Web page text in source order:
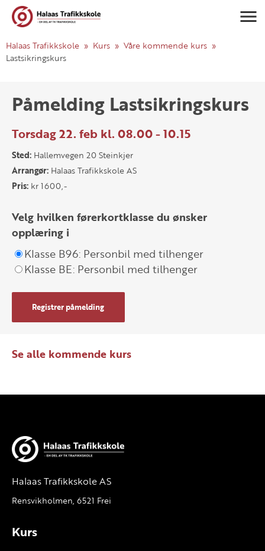
Halaas Trafikkskole Kurs
Våre kommende kurs
Lastsikringskurs
Påmelding Lastsikringskurs
Torsdag 22. feb kl. 08.00 - 10.15
Sted: Hallemvegen 20 Steinkjer
Arrangør: Halaas Trafikkskole AS
Pris: kr 1600,-
Velg hvilken førerkortklasse du ønsker
opplæring i
Klasse B96: Personbil med tilhenger
Klasse BE: Personbil med tilhenger
Registrer påmelding
Se alle kommende kurs
Halaas Trafikkskole AS
Rensvikholmen, 6521 Frei
Kurs